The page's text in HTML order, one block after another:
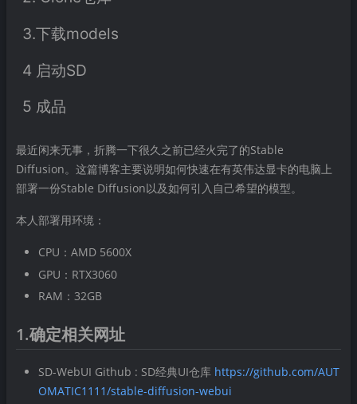
3.下载models
4 启动SD
5 成品
最近闲来无事，折腾一下很久之前已经火完了的Stable
Diffusion。这篇博客主要说明如何快速在有英伟达显卡的电脑上
部署一份Stable Diffusion以及如何引入自己希望的模型。
本人部署用环境：
CPU：AMD 5600X
GPU：RTX3060
RAM：32GB
1.确定相关网址
SD-WebUI Github : SD经典UI仓库 https://github.com/AUT
OMATIC1111/stable-diffusion-webui